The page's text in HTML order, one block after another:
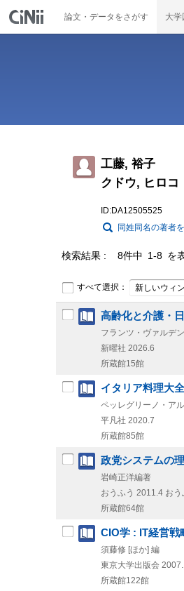
論文・データをさがす 大
工藤, 裕子
クドウ, ヒロコ
ID:DA12505525
同姓同名の著者
検索結果 8件中 1-8 を
すべて選択： 新しいウィ
高齢化と介護・
フランツ・ヴァルデ
新曜社 2026.6
所蔵館15館
イタリア料理大
ペッレグリーノ・ア
平凡社 2020.7
所蔵館85館
政党システムの
岩崎正洋編著
おうふう 2011.4 お
所蔵館64館
CIO学 : IT経営戦
須藤修 [ほか] 編
東京大学出版会
所蔵館122館